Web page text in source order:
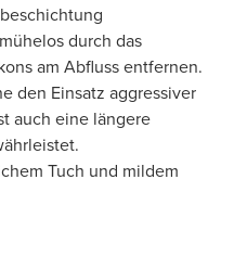
durch das
am Abfluss entfernen.
den Einsatz aggressiver
auch eine längere
Tuch und mildem